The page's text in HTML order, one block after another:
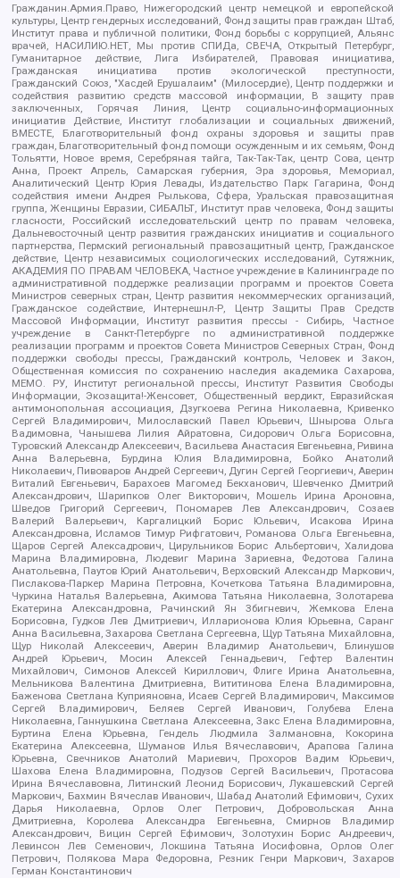
Гражданин.Армия.Право, Нижегородский центр немецкой и европейской
культуры, Центр гендерных исследований, Фонд защиты прав граждан Штаб,
Институт права и публичной политики, Фонд борьбы с коррупцией, Альянс
врачей, НАСИЛИЮ.НЕТ, Мы против СПИДа, СВЕЧА, Открытый Петербург,
Гуманитарное действие, Лига Избирателей, Правовая инициатива,
Гражданская инициатива против экологической преступности,
Гражданский Союз, "Хасдей Ерушалаим" (Милосердие), Центр поддержки и
содействия развитию средств массовой информации, В защиту прав
заключенных, Горячая Линия, Центр социально-информационных
инициатив Действие, Институт глобализации и социальных движений,
ВМЕСТЕ, Благотворительный фонд охраны здоровья и защиты прав
граждан, Благотворительный фонд помощи осужденным и их семьям, Фонд
Тольятти, Новое время, Серебряная тайга, Так-Так-Так, центр Сова, центр
Анна, Проект Апрель, Самарская губерния, Эра здоровья, Мемориал,
Аналитический Центр Юрия Левады, Издательство Парк Гагарина, Фонд
содействия имени Андрея Рылькова, Сфера, Уральская правозащитная
группа, Женщины Евразии, СИБАЛЬТ, Институт прав человека, Фонд защиты
гласности, Российский исследовательский центр по правам человека,
Дальневосточный центр развития гражданских инициатив и социального
партнерства, Пермский региональный правозащитный центр, Гражданское
действие, Центр независимых социологических исследований, Сутяжник,
АКАДЕМИЯ ПО ПРАВАМ ЧЕЛОВЕКА, Частное учреждение в Калининграде по
административной поддержке реализации программ и проектов Совета
Министров северных стран, Центр развития некоммерческих организаций,
Гражданское содействие, Интернешнл-Р, Центр Защиты Прав Средств
Массовой Информации, Институт развития прессы - Сибирь, Частное
учреждение в Санкт-Петербурге по административной поддержке
реализации программ и проектов Совета Министров Северных Стран, Фонд
поддержки свободы прессы, Гражданский контроль, Человек и Закон,
Общественная комиссия по сохранению наследия академика Сахарова,
МЕМО. РУ, Институт региональной прессы, Институт Развития Свободы
Информации, Экозащита!-Женсовет, Общественный вердикт, Евразийская
антимонопольная ассоциация, Дзугкоева Регина Николаевна, Кривенко
Сергей Владимирович, Милославский Павел Юрьевич, Шнырова Ольга
Вадимовна, Чанышева Лилия Айратовна, Сидорович Ольга Борисовна,
Туровский Александр Алексеевич, Васильева Анастасия Евгеньевна, Ривина
Анна Валерьевна, Бурдина Юлия Владимировна, Бойко Анатолий
Николаевич, Пивоваров Андрей Сергеевич, Дугин Сергей Георгиевич, Аверин
Виталий Евгеньевич, Барахоев Магомед Бекханович, Шевченко Дмитрий
Александрович, Шарипков Олег Викторович, Мошель Ирина Ароновна,
Шведов Григорий Сергеевич, Пономарев Лев Александрович, Созаев
Валерий Валерьевич, Каргалицкий Борис Юльевич, Исакова Ирина
Александровна, Исламов Тимур Рифгатович, Романова Ольга Евгеньевна,
Щаров Сергей Алексадрович, Цирульников Борис Альбертович, Халидова
Марина Владимировна, Людевиг Марина Зариевна, Федотова Галина
Анатольевна, Паутов Юрий Анатольевич, Верховский Александр Маркович,
Пислакова-Паркер Марина Петровна, Кочеткова Татьяна Владимировна,
Чуркина Наталья Валерьевна, Акимова Татьяна Николаевна, Золотарева
Екатерина Александровна, Рачинский Ян Збигневич, Жемкова Елена
Борисовна, Гудков Лев Дмитриевич, Илларионова Юлия Юрьевна, Саранг
Анна Васильевна, Захарова Светлана Сергеевна, Щур Татьяна Михайловна,
Щур Николай Алексеевич, Аверин Владимир Анатольевич, Блинушов
Андрей Юрьевич, Мосин Алексей Геннадьевич, Гефтер Валентин
Михайлович, Симонов Алексей Кириллович, Флиге Ирина Анатольевна,
Мельникова Валентина Дмитриевна, Вититинова Елена Владимировна,
Баженова Светлана Куприяновна, Исаев Сергей Владимирович, Максимов
Сергей Владимирович, Беляев Сергей Иванович, Голубева Елена
Николаевна, Ганнушкина Светлана Алексеевна, Закс Елена Владимировна,
Буртина Елена Юрьевна, Гендель Людмила Залмановна, Кокорина
Екатерина Алексеевна, Шуманов Илья Вячеславович, Арапова Галина
Юрьевна, Свечников Анатолий Мариевич, Прохоров Вадим Юрьевич,
Шахова Елена Владимировна, Подузов Сергей Васильевич, Протасова
Ирина Вячеславовна, Литинский Леонид Борисович, Лукашевский Сергей
Маркович, Бахмин Вячеслав Иванович, Шабад Анатолий Ефимович, Сухих
Дарья Николаевна, Орлов Олег Петрович, Добровольская Анна
Дмитриевна, Королева Александра Евгеньевна, Смирнов Владимир
Александрович, Вицин Сергей Ефимович, Золотухин Борис Андреевич,
Левинсон Лев Семенович, Локшина Татьяна Иосифовна, Орлов Олег
Петрович, Полякова Мара Федоровна, Резник Генри Маркович, Захаров
Герман Константинович